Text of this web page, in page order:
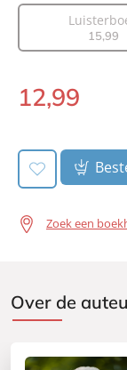
Aantal pagina's:
15,99
E-
12,99
Zoek een
Over de